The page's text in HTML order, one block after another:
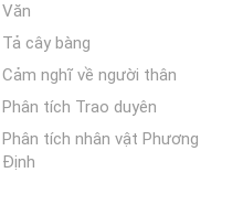
Văn
Tả cây bàng
Cảm nghĩ về người thân
Phân tích Trao duyên
Phân tích nhân vật Phương
Định